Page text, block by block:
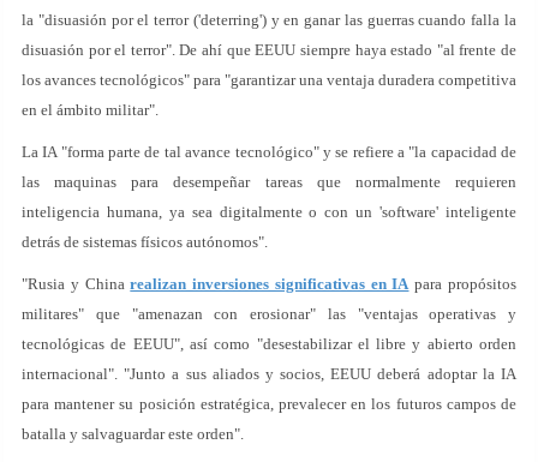
la "disuasión por el terror ('deterring') y en ganar las guerras cuando falla la
disuasión por el terror". De ahí que EEUU siempre haya estado "al frente de
los avances tecnológicos" para "garantizar una ventaja duradera competitiva
en el ámbito militar".
La IA "forma parte de tal avance tecnológico" y se refiere a "la capacidad de
las maquinas para desempeñar tareas que normalmente requieren
inteligencia humana, ya sea digitalmente o con un 'software' inteligente
detrás de sistemas físicos autónomos".
"Rusia y Chinarealizan inversiones significativas en IApara propósitos
militares" que "amenazan con erosionar" las "ventajas operativas y
tecnológicas de EEUU", así como "desestabilizar el libre y abierto orden
internacional". "Junto a sus aliados y socios, EEUU deberá adoptar la IA
para mantener su posición estratégica, prevalecer en los futuros campos de
batalla y salvaguardar este orden".